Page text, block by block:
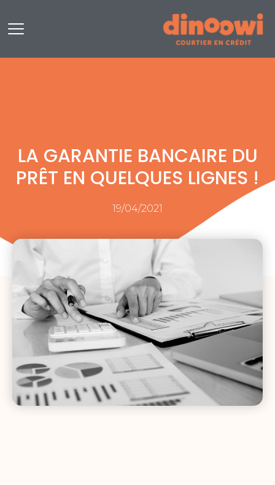
au
contenu
LA GARANTIE BANCAIRE DU
PRÊT EN QUELQUES LIGNES !
19/04/2021